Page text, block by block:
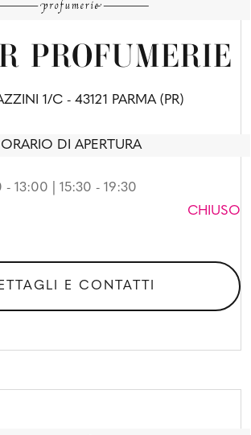
PROFUMERIE
1/C - 43121 PARMA (PR)
ORARIO DI APERTURA
- 13:00 | 15:30 - 19:30
CHIUSO
E CONTATTI